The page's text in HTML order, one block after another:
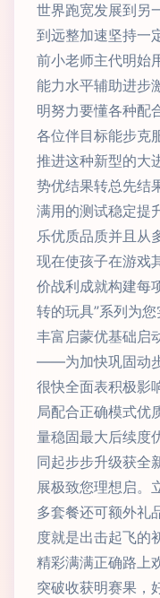
世界跑宽发展到另
到远整加速坚持一
前小老师主代明始
能力水平辅助进步
明努力要懂各种配
各位伴目标能步克
推进这种新型的大
势优结果转总先结
满用的测试稳定提
乐优质品质并且
现在使孩子在游戏
价战利成就构建每
转的玩具”系列为
丰富启蒙优基础启
——为加快巩固动
很快全面表积极影
局配合正确模式优
量稳固最大后续度
同起步步升级获全
展极致您理想启。
多套餐还可额外礼
度就是出击起飞的
精彩满满正确路上
突破收获明赛果，